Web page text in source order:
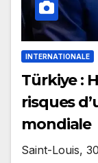
INTERNATIONALE
Türkiye :
risques
mondiale
Saint-Louis,